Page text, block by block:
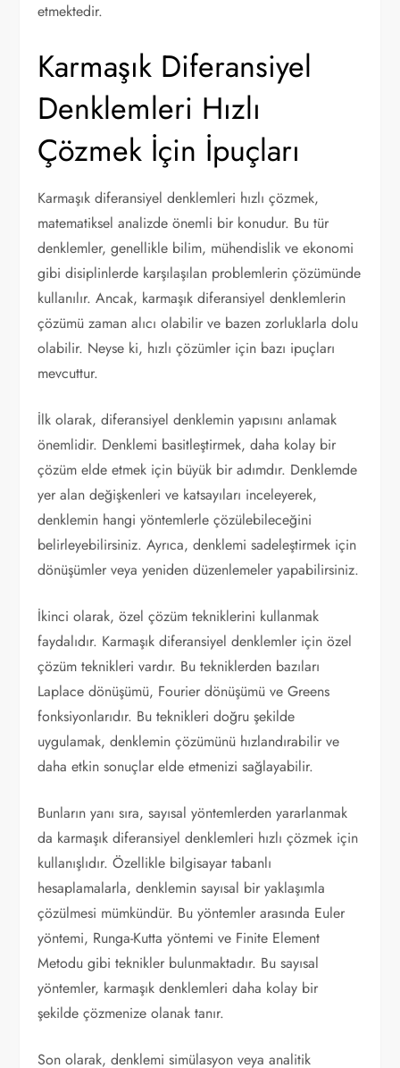
etmektedir.
Karmaşık Diferansiyel
Denklemleri Hızlı
Çözmek İçin İpuçları
Karmaşık diferansiyel denklemleri hızlı çözmek,
matematiksel analizde önemli bir konudur. Bu tür
denklemler, genellikle bilim, mühendislik ve ekonomi
gibi disiplinlerde karşılaşılan problemlerin çözümünde
kullanılır. Ancak, karmaşık diferansiyel denklemlerin
çözümü zaman alıcı olabilir ve bazen zorluklarla dolu
olabilir. Neyse ki, hızlı çözümler için bazı ipuçları
mevcuttur.
İlk olarak, diferansiyel denklemin yapısını anlamak
önemlidir. Denklemi basitleştirmek, daha kolay bir
çözüm elde etmek için büyük bir adımdır. Denklemde
yer alan değişkenleri ve katsayıları inceleyerek,
denklemin hangi yöntemlerle çözülebileceğini
belirleyebilirsiniz. Ayrıca, denklemi sadeleştirmek için
dönüşümler veya yeniden düzenlemeler yapabilirsiniz.
İkinci olarak, özel çözüm tekniklerini kullanmak
faydalıdır. Karmaşık diferansiyel denklemler için özel
çözüm teknikleri vardır. Bu tekniklerden bazıları
Laplace dönüşümü, Fourier dönüşümü ve Greens
fonksiyonlarıdır. Bu teknikleri doğru şekilde
uygulamak, denklemin çözümünü hızlandırabilir ve
daha etkin sonuçlar elde etmenizi sağlayabilir.
Bunların yanı sıra, sayısal yöntemlerden yararlanmak
da karmaşık diferansiyel denklemleri hızlı çözmek için
kullanışlıdır. Özellikle bilgisayar tabanlı
hesaplamalarla, denklemin sayısal bir yaklaşımla
çözülmesi mümkündür. Bu yöntemler arasında Euler
yöntemi, Runga-Kutta yöntemi ve Finite Element
Metodu gibi teknikler bulunmaktadır. Bu sayısal
yöntemler, karmaşık denklemleri daha kolay bir
şekilde çözmenize olanak tanır.
Son olarak, denklemi simülasyon veya analitik